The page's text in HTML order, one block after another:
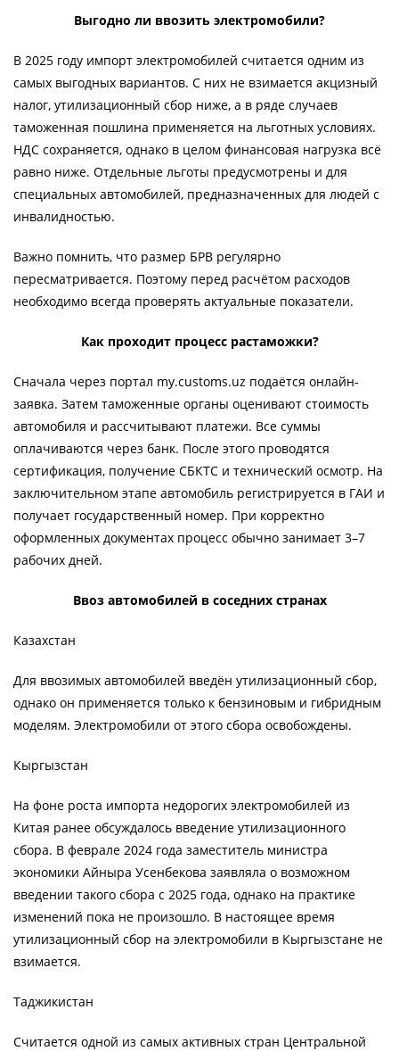
Выгодно ли ввозить электромобили?
В 2025 году импорт электромобилей считается одним из
самых выгодных вариантов. С них не взимается акцизный
налог, утилизационный сбор ниже, а в ряде случаев
таможенная пошлина применяется на льготных условиях.
НДС сохраняется, однако в целом финансовая нагрузка всё
равно ниже. Отдельные льготы предусмотрены и для
специальных автомобилей, предназначенных для людей с
инвалидностью.
Важно помнить, что размер БРВ регулярно
пересматривается. Поэтому перед расчётом расходов
необходимо всегда проверять актуальные показатели.
Как проходит процесс растаможки?
Сначала через портал my.customs.uz подаётся онлайн-
заявка. Затем таможенные органы оценивают стоимость
автомобиля и рассчитывают платежи. Все суммы
оплачиваются через банк. После этого проводятся
сертификация, получение СБКТС и технический осмотр. На
заключительном этапе автомобиль регистрируется в ГАИ и
получает государственный номер. При корректно
оформленных документах процесс обычно занимает 3–7
рабочих дней.
Ввоз автомобилей в соседних странах
Казахстан
Для ввозимых автомобилей введён утилизационный сбор,
однако он применяется только к бензиновым и гибридным
моделям. Электромобили от этого сбора освобождены.
Кыргызстан
На фоне роста импорта недорогих электромобилей из
Китая ранее обсуждалось введение утилизационного
сбора. В феврале 2024 года заместитель министра
экономики Айныра Усенбекова заявляла о возможном
введении такого сбора с 2025 года, однако на практике
изменений пока не произошло. В настоящее время
утилизационный сбор на электромобили в Кыргызстане не
взимается.
Таджикистан
Считается одной из самых активных стран Центральной